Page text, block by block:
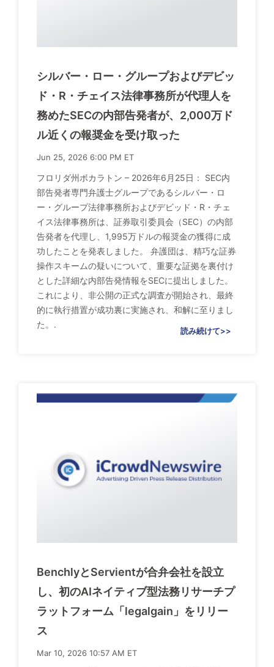
シルバー・ロー・グループおよびデビッ
ド・R・チェイス法律事務所が代理人を
務めたSECの内部告発者が、2,000万ド
ル近くの報奨金を受け取った
Jun 25, 2026 6:00 PM ET
フロリダ州ボカラトン – 2026年6月25日： SEC内
部告発者専門弁護士グループであるシルバー・ロ
ー・グループ法律事務所およびデビッド・R・チェ
イス法律事務所は、証券取引委員会（SEC）の内部
告発者を代理し、1,995万ドルの報奨金の獲得に成
功したことを発表しました。 弁護団は、精巧な証券
操作スキームの疑いについて、重要な証拠を裏付け
とした詳細な内部告発情報をSECに提出しました。
これにより、非公開の正式な調査が開始され、最終
的に執行措置が成功裏に実施され、和解に至りまし
た。.
読み続けて>>
BenchlyとServientが合弁会社を設立
し、初のAIネイティブ型法務リサーチプ
ラットフォーム「legalgain」をリリー
ス
Mar 10, 2026 10:57 AM ET